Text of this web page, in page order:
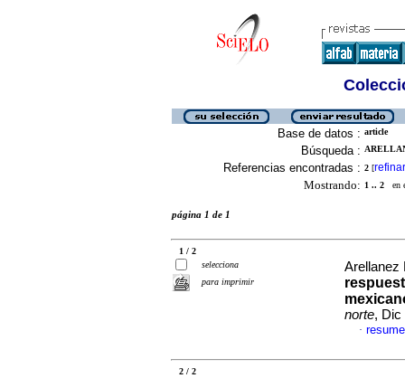
Base de datos : article
Búsqueda :
Referencias encontradas : 2 [refinar
Mostrando: 1 .. 2 en
página 1 de 1
1 / 2
selecciona
para imprimir
Arellanez
norte, Dic
·
2 / 2